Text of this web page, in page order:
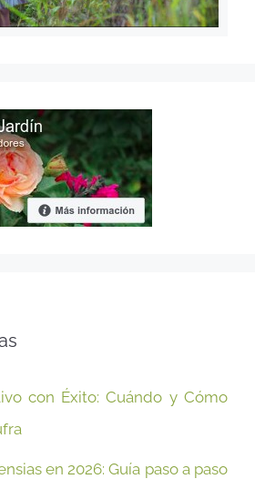
con Éxito: Cuándo y Cómo
en 2026: Guía paso a paso